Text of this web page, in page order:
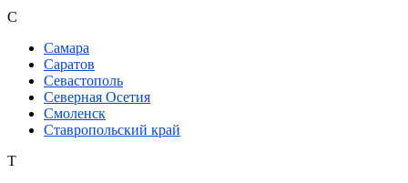
С
Самара
Саратов
Севастополь
Северная Осетия
Смоленск
Ставропольский край
Т